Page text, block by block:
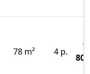
78 m² 4 p.